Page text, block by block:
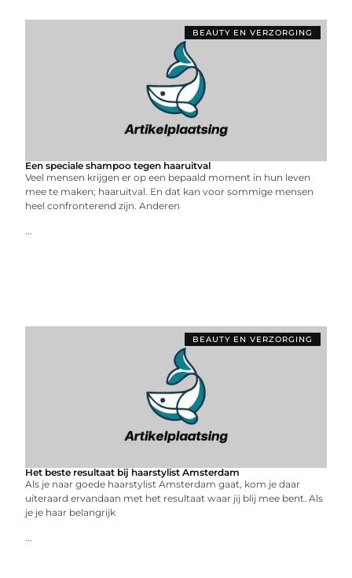
BEAUTY EN VERZORGING
Een speciale shampoo tegen haaruitval
Veel mensen krijgen er op een bepaald moment in hun leven
mee te maken; haaruitval. En dat kan voor sommige mensen
heel confronterend zijn. Anderen
...
BEAUTY EN VERZORGING
Het beste resultaat bij haarstylist Amsterdam
Als je naar goede haarstylist Amsterdam gaat, kom je daar
uiteraard ervandaan met het resultaat waar jij blij mee bent. Als
je je haar belangrijk
...